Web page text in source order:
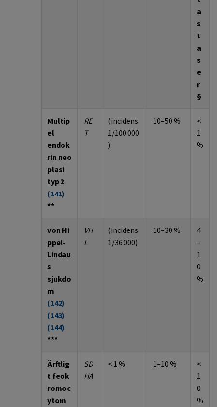
a
s
t
a
s
e
r
§
Multip
el
endok
rin neo
plasi
typ 2
(141)
**
RE
T
(incidens
1/100 000
)
10–50 %
<
1
%
von Hi
ppel-
Lindau
s
sjukdo
m
(142)
(143)
(144)
***
VH
L
(incidens
1/36 000)
10–30 %
4
–
1
0
%
Ärftlig
t feok
romoc
ytom
SD
HA
< 1 % 1–10 %
<
1
0
%